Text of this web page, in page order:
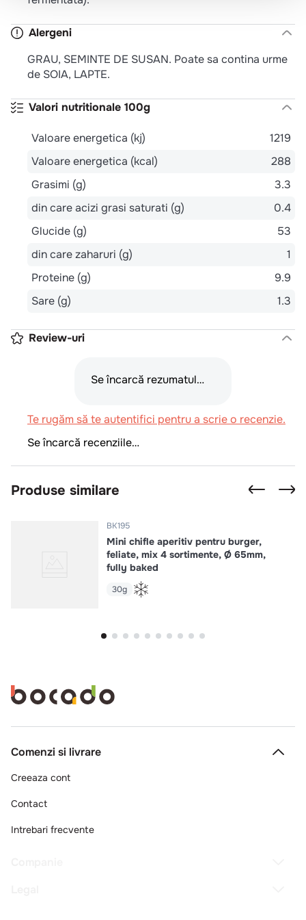
Alergeni
GRAU, SEMINTE DE SUSAN. Poate sa contina urme
de SOIA, LAPTE.
Valori nutritionale 100g
Valoare energetica (kj)
1219
Valoare energetica (kcal)
288
Grasimi (g)
3.3
din care acizi grasi saturati (g)
0.4
Glucide (g)
53
din care zaharuri (g)
1
Proteine (g)
9.9
Sare (g)
1.3
Review-uri
Se încarcă rezumatul…
Te rugăm să te autentifici pentru a scrie o recenzie.
Se încarcă recenziile…
Produse similare
BK195
Mini chifle aperitiv pentru burger,
feliate, mix 4 sortimente, Ø 65mm,
fully baked
30g
Comenzi si livrare
Creeaza cont
Contact
Intrebari frecvente